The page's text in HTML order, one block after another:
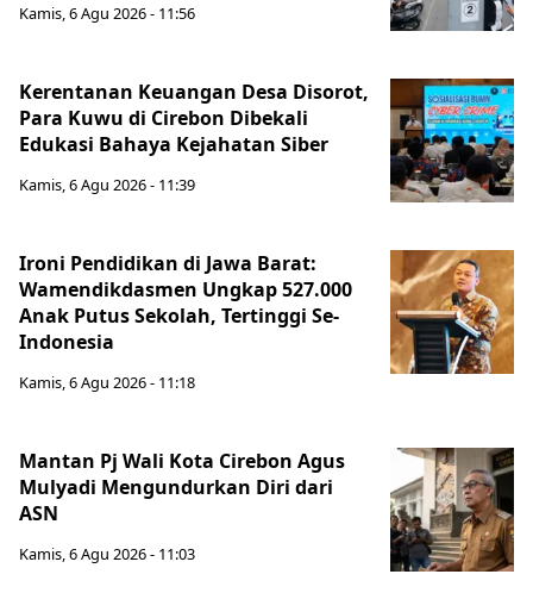
Kamis, 6 Agu 2026 - 11:56
Kerentanan Keuangan Desa Disorot,
Para Kuwu di Cirebon Dibekali
Edukasi Bahaya Kejahatan Siber
Kamis, 6 Agu 2026 - 11:39
Ironi Pendidikan di Jawa Barat:
Wamendikdasmen Ungkap 527.000
Anak Putus Sekolah, Tertinggi Se-
Indonesia
Kamis, 6 Agu 2026 - 11:18
Mantan Pj Wali Kota Cirebon Agus
Mulyadi Mengundurkan Diri dari
ASN
Kamis, 6 Agu 2026 - 11:03